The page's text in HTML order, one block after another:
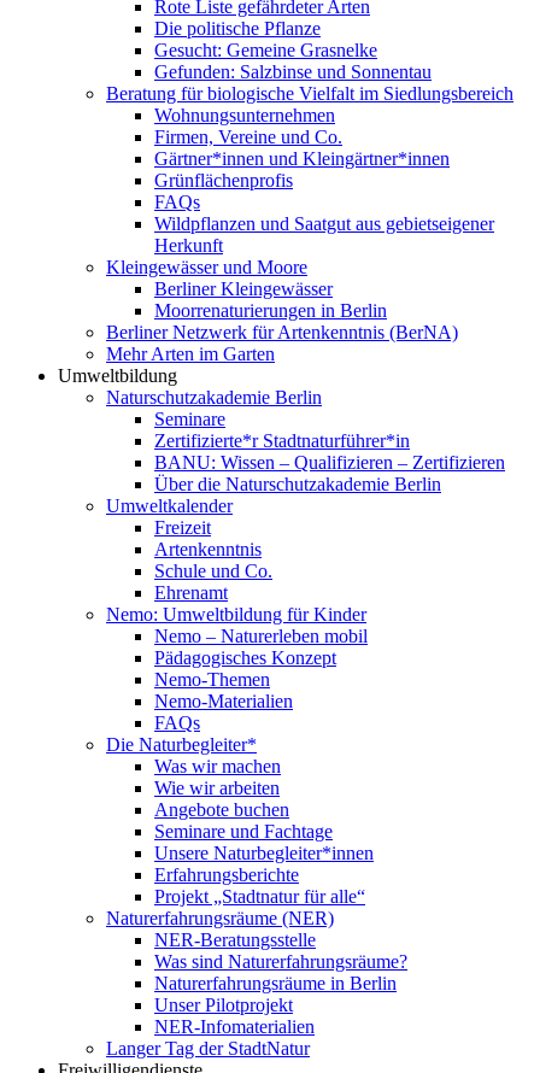
Rote Liste gefährdeter Arten
Die politische Pflanze
Gesucht: Gemeine Grasnelke
Gefunden: Salzbinse und Sonnentau
Beratung für biologische Vielfalt im Siedlungsbereich
Wohnungsunternehmen
Firmen, Vereine und Co.
Gärtner*innen und Kleingärtner*innen
Grünflächenprofis
FAQs
Wildpflanzen und Saatgut aus gebietseigener
Herkunft
Kleingewässer und Moore
Berliner Kleingewässer
Moorrenaturierungen in Berlin
Berliner Netzwerk für Artenkenntnis (BerNA)
Mehr Arten im Garten
Umweltbildung
Naturschutzakademie Berlin
Seminare
Zertifizierte*r Stadtnaturführer*in
BANU: Wissen – Qualifizieren – Zertifizieren
Über die Naturschutzakademie Berlin
Umweltkalender
Freizeit
Artenkenntnis
Schule und Co.
Ehrenamt
Nemo: Umweltbildung für Kinder
Nemo – Naturerleben mobil
Pädagogisches Konzept
Nemo-Themen
Nemo-Materialien
FAQs
Die Naturbegleiter*
Was wir machen
Wie wir arbeiten
Angebote buchen
Seminare und Fachtage
Unsere Naturbegleiter*innen
Erfahrungsberichte
Projekt „Stadtnatur für alle“
Naturerfahrungsräume (NER)
NER-Beratungsstelle
Was sind Naturerfahrungsräume?
Naturerfahrungsräume in Berlin
Unser Pilotprojekt
NER-Infomaterialien
Langer Tag der StadtNatur